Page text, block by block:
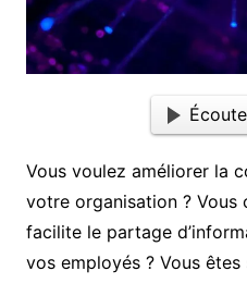
Vous voulez améliorer la
votre organisation ? Vous
facilite le partage
vos employés ? Vous